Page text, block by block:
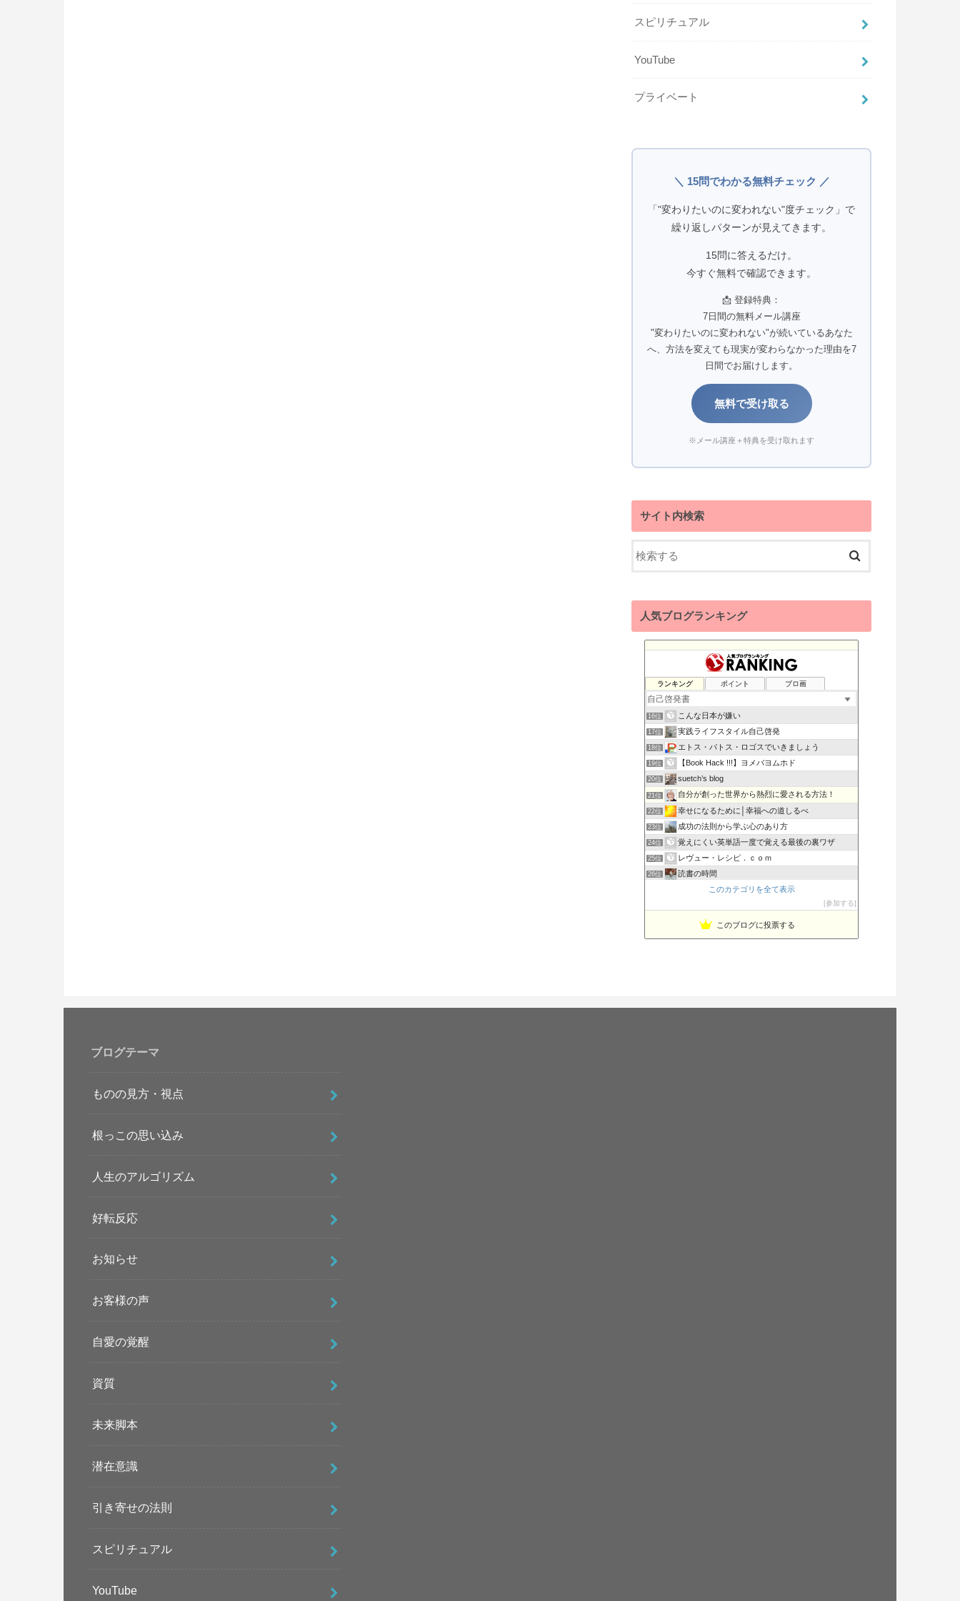
スピリチュアル
YouTube
プライベート
＼ 15問でわかる無料チェック ／
「"変わりたいのに変われない"度チェック」で
繰り返しパターンが見えてきます。
15問に答えるだけ。
今すぐ無料で確認できます。
📩 登録特典：
7日間の無料メール講座
"変わりたいのに変われない"が続いているあなた
へ、方法を変えても現実が変わらなかった理由を7
日間でお届けします。
無料で受け取る
※メール講座＋特典を受け取れます
サイト内検索
人気ブログランキング
ランキング ポイント ブロ画
14位 書評 ビジネスマンが好きそうな本を偉そうに語る…
15位 笑顔の法則mayu-june0625のブログ
16位 こんな日本が嫌い
17位 実践ライフスタイル自己啓発
18位 エトス・パトス・ロゴスでいきましょう
19位 【Book Hack !!!】ヨメバヨムホド
20位 suetch’s blog
21位 自分が創った世界から熱烈に愛される方法！
22位 幸せになるために│幸福への道しるべ
23位 成功の法則から学ぶ心のあり方
24位 覚えにくい英単語一度で覚える最後の裏ワザ
25位 レヴュー・レシピ．ｃｏｍ
26位 読書の時間
稼げる考え方
借金5000万円 崖っぷち社長の返済&スピリチュアル探訪記
このカテゴリを全て表示
参加する
このブログに投票する
ブログテーマ
ものの見方・視点
根っこの思い込み
人生のアルゴリズム
好転反応
お知らせ
お客様の声
自愛の覚醒
資質
未来脚本
潜在意識
引き寄せの法則
スピリチュアル
YouTube